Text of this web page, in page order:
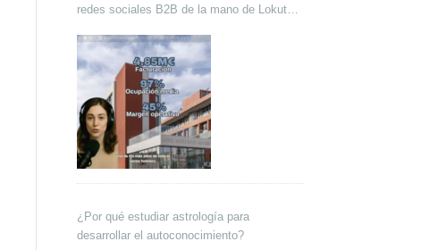
redes sociales B2B de la mano de Lokutor
¿Por qué estudiar astrología para
desarrollar el autoconocimiento?